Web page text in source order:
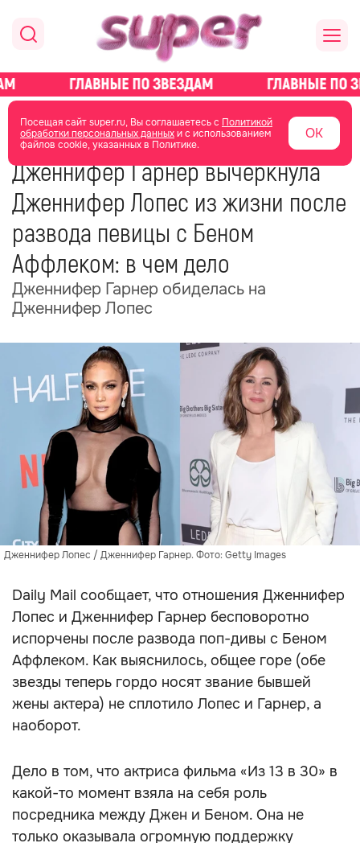
Посещая сайт super.ru, Вы соглашаетесь с Политикой
обработки персональных данныхи с использованием
файлов cookie, указанных в Политике.
ОК
главная новости о звездах
21 ноября 2024 13:30
Дженнифер Гарнер вычеркнула
Дженнифер Лопес из жизни после
развода певицы с Беном
Аффлеком: в чем дело
Дженнифер Гарнер обиделась на
Дженнифер Лопес
Дженнифер Лопес / Дженнифер Гарнер. Фото: Getty Images
Daily Mail сообщает, что отношения Дженнифер
Лопес и Дженнифер Гарнер бесповоротно
испорчены после развода поп-дивы с Беном
Аффлеком. Как выяснилось, общее горе (обе
звезды теперь гордо носят звание бывшей
жены актера) не сплотило Лопес и Гарнер, а
наоборот.
Дело в том, что актриса фильма «Из 13 в 30» в
какой-то момент взяла на себя роль
посредника между Джен и Беном. Она не
только оказывала огромную поддержку